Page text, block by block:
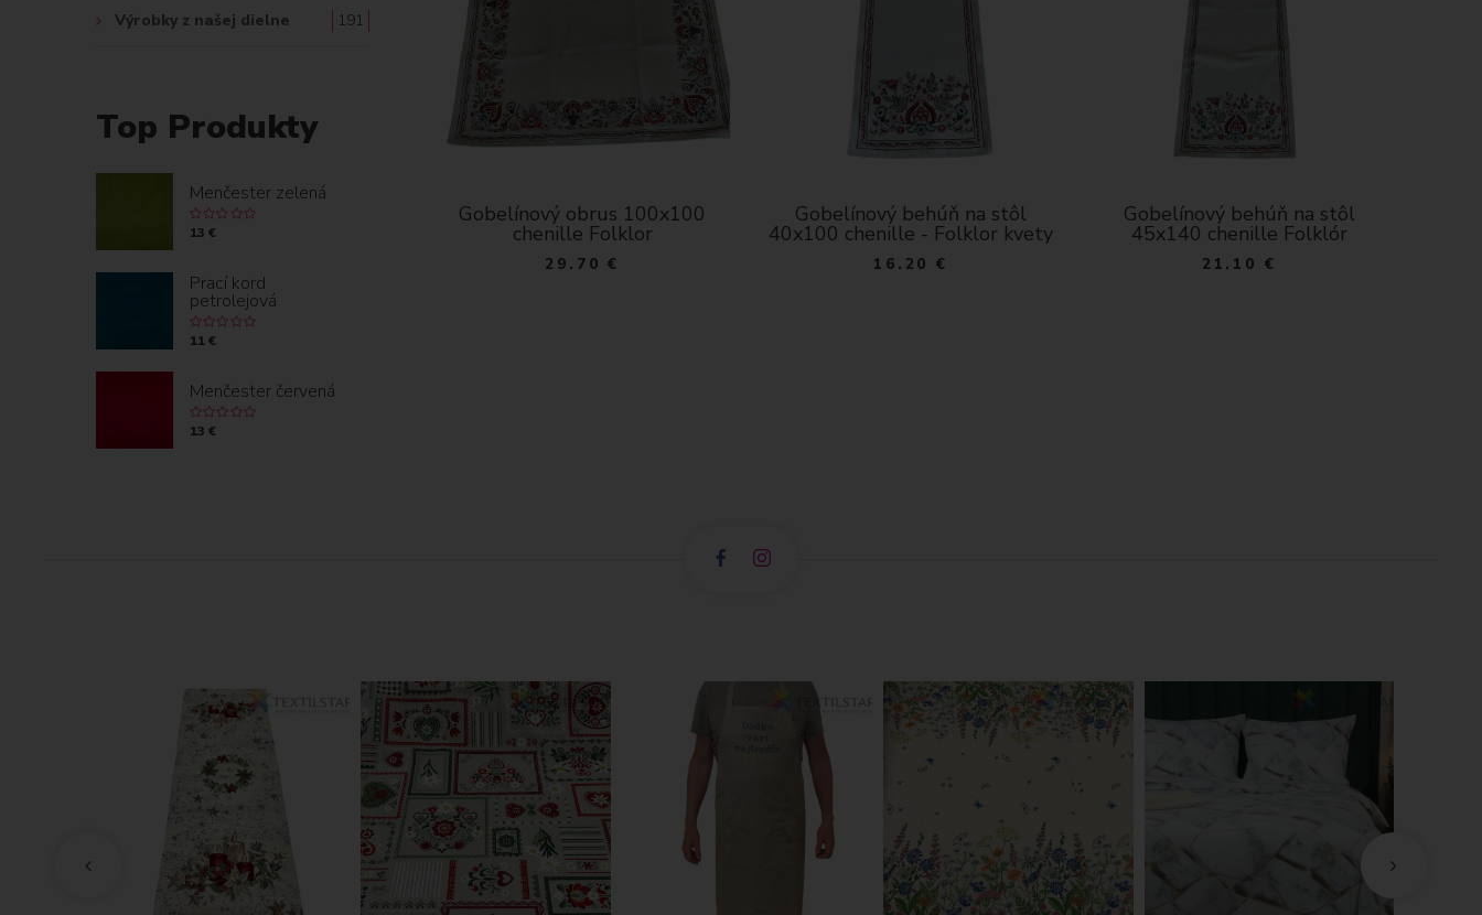
Gobelínový obrus chenille
100x100 folklor
Gobelínový obrus 100x100
chenille Folklor
29.70 €
Gobelínový behúň na stôl
40x100 chenille - Folklor kvety
16.20 €
Gobelínový behúň na stôl
45x140 chenille Folklór
21.10 €
Výrobky z našej dielne 191
Top Produkty
Menčester zelená
13 €
Prací kord
petrolejová
11 €
Menčester červená
13 €